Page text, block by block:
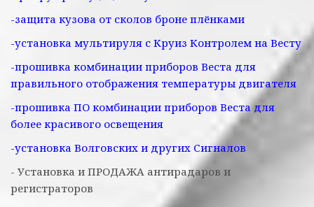
-защита кузова от сколов броне плёнками
-установка мультируля с Круиз Контролем на Весту
-прошивка комбинации приборов Веста для
правильного отображения температуры двигателя
-прошивка ПО комбинации приборов Веста для
более красивого освещения
-установка Волговских и других Сигналов
- Установка и ПРОДАЖА антирадаров и
регистраторов